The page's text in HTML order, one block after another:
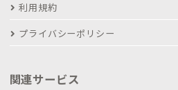
利用規約
プライバシーポリシー
関連サービス